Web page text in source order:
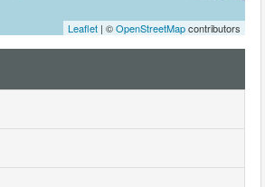
Leaflet | ©OpenStreetMapcontributors